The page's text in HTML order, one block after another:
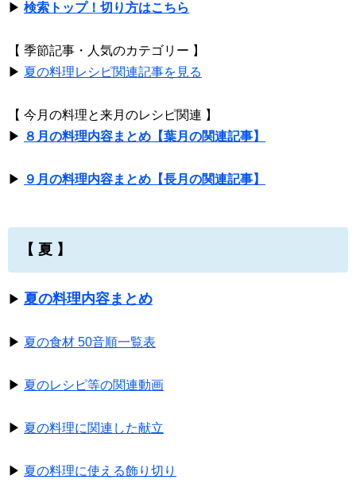
▶ 検索トップ！切り方はこちら
【 季節記事・人気のカテゴリー 】
▶ 夏の料理レシピ関連記事を見る
【 今月の料理と来月のレシピ関連 】
▶ ８月の料理内容まとめ【葉月の関連記事】
▶ ９月の料理内容まとめ【長月の関連記事】
【 夏 】
▶ 夏の料理内容まとめ
▶ 夏の食材 50音順一覧表
▶ 夏のレシピ等の関連動画
▶ 夏の料理に関連した献立
▶ 夏の料理に使える飾り切り